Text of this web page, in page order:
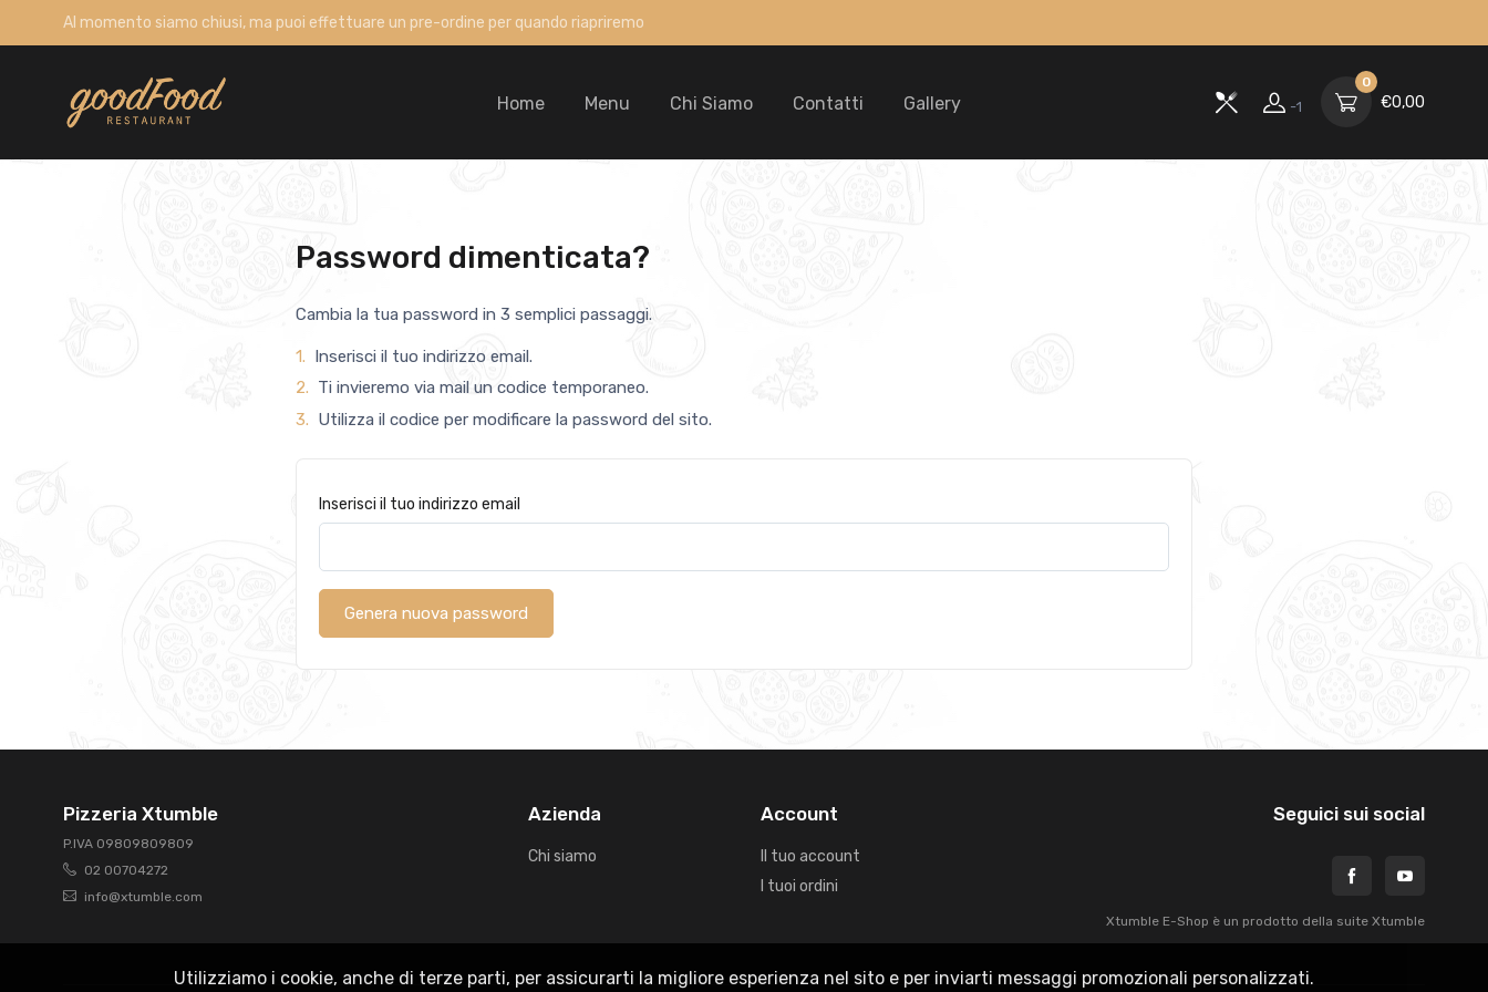
Al momento siamo chiusi, ma puoi effettuare un pre-ordine per quando riapriremo
-1
0
€0,00
Home Menu Chi Siamo Contatti Gallery
Password dimenticata?
Cambia la tua password in 3 semplici passaggi.
1. Inserisci il tuo indirizzo email.
2. Ti invieremo via mail un codice temporaneo.
3. Utilizza il codice per modificare la password del sito.
Inserisci il tuo indirizzo email
Genera nuova password
Pizzeria Xtumble
P.IVA 09809809809
02 00704272
info@xtumble.com
Azienda
Chi siamo
Account
Il tuo account
I tuoi ordini
Seguici sui social
Xtumble E-Shop è un prodotto della suite Xtumble
Utilizziamo i cookie, anche di terze parti, per assicurarti la migliore esperienza nel sito e per inviarti messaggi promozionali personalizzati.